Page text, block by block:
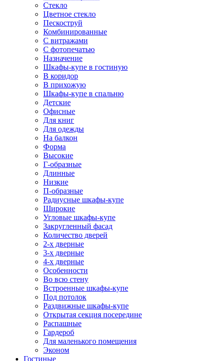
Стекло
Цветное стекло
Пескоструй
Комбинированные
С витражами
С фотопечатью
Назначение
Шкафы-купе в гостиную
В коридор
В прихожую
Шкафы-купе в спальню
Детские
Офисные
Для книг
Для одежды
На балкон
Форма
Высокие
Г-образные
Длинные
Низкие
П-образные
Радиусные шкафы-купе
Широкие
Угловые шкафы-купе
Закругленный фасад
Количество дверей
2-х дверные
3-х дверные
4-х дверные
Особенности
Во всю стену
Встроенные шкафы-купе
Под потолок
Раздвижные шкафы-купе
Открытая секция посередине
Распашные
Гардероб
Для маленького помещения
Эконом
Гостиные